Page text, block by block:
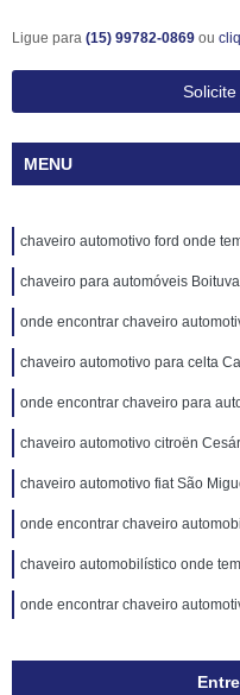
Ligue para (15) 99782-0869 ou
MENU
chaveiro automotivo ford onde
chaveiro para automóveis Boituva
onde encontrar chaveiro
chaveiro automotivo para celta
onde encontrar chaveiro para
chaveiro automotivo citroën
chaveiro automotivo fiat São
onde encontrar chaveiro
chaveiro automobilístico onde
onde encontrar chaveiro